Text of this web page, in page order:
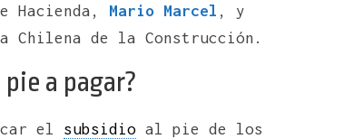
Hacienda, Mario Marcel ,
y
Chilena de la Construcción.
a pagar?
el subsidio al pie de los